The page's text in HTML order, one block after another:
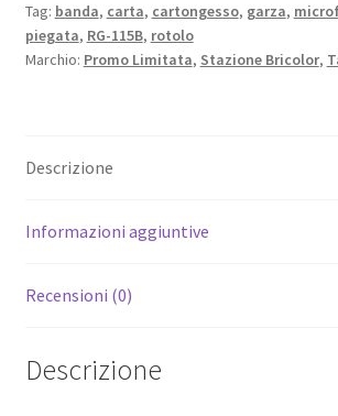
cartongesso
quantità
Tag: banda, carta, cartongesso, garza,
piegata, RG-115B, rotolo
Marchio: Promo Limitata, Stazione Bricolor,
Descrizione
Informazioni aggiuntive
Recensioni (0)
Descrizione